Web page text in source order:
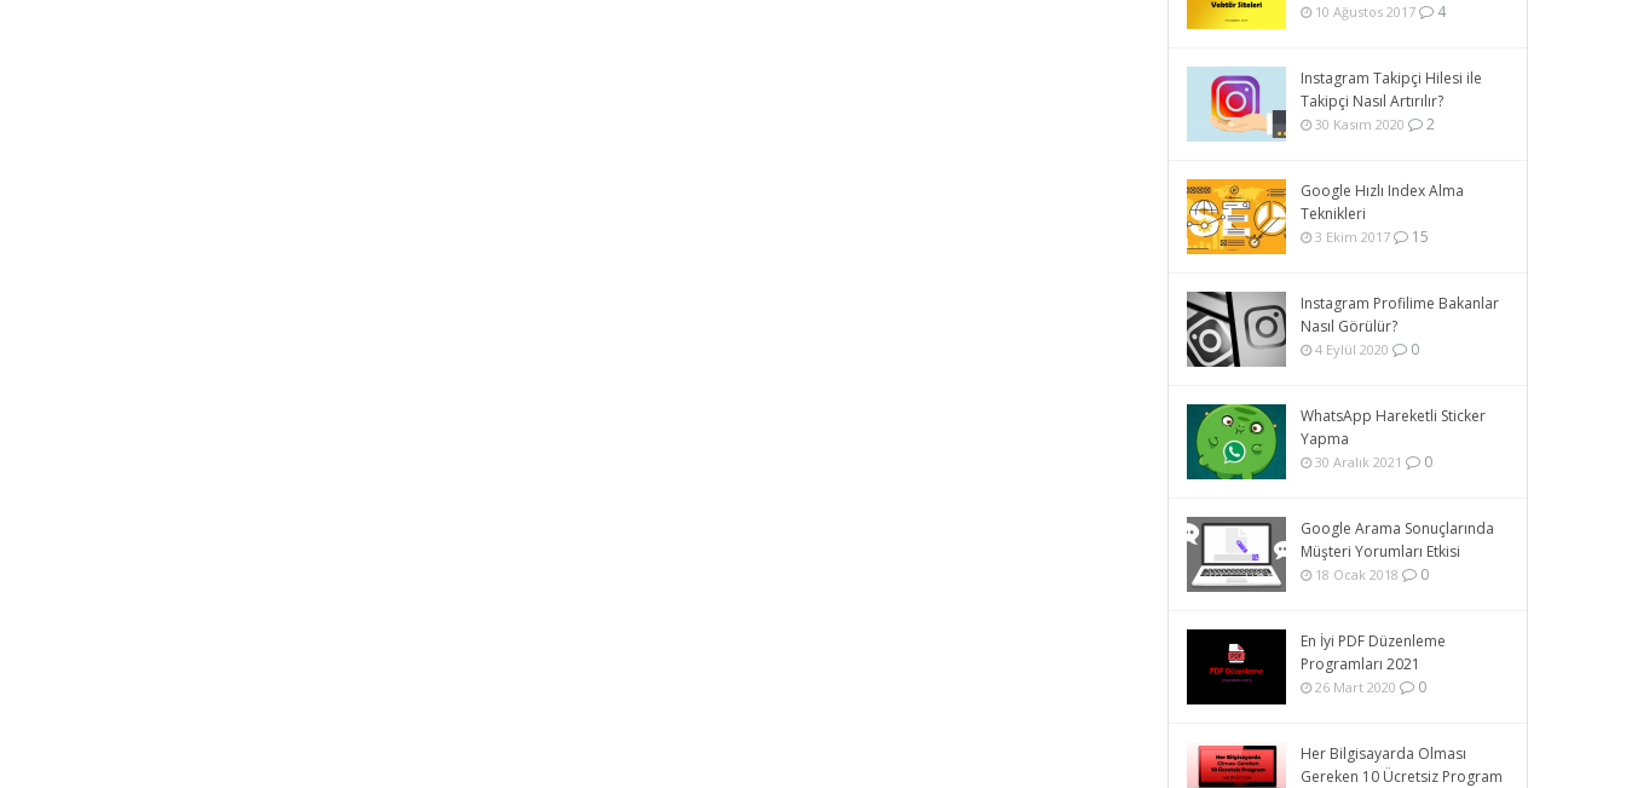
10 Ağustos 2017 4
Instagram Takipçi Hilesi ile
Takipçi Nasıl Artırılır?
30 Kasım 2020 2
Google Hızlı Index Alma
Teknikleri
3 Ekim 2017 15
Instagram Profilime Bakanlar
Nasıl Görülür?
4 Eylül 2020 0
WhatsApp Hareketli Sticker
Yapma
30 Aralık 2021 0
Google Arama Sonuçlarında
Müşteri Yorumları Etkisi
18 Ocak 2018 0
En İyi PDF Düzenleme
Programları 2021
26 Mart 2020 0
Her Bilgisayarda Olması
Gereken 10 Ücretsiz Program